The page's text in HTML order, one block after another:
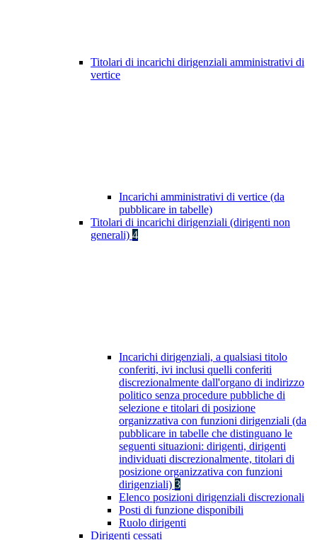
Titolari di incarichi dirigenziali amministrativi di
vertice
Incarichi amministrativi di vertice (da
pubblicare in tabelle)
Titolari di incarichi dirigenziali (dirigenti non
generali) 4
Incarichi dirigenziali, a qualsiasi titolo
conferiti, ivi inclusi quelli conferiti
discrezionalmente dall'organo di indirizzo
politico senza procedure pubbliche di
selezione e titolari di posizione
organizzativa con funzioni dirigenziali (da
pubblicare in tabelle che distinguano le
seguenti situazioni: dirigenti, dirigenti
individuati discrezionalmente, titolari di
posizione organizzativa con funzioni
dirigenziali) 3
Elenco posizioni dirigenziali discrezionali
Posti di funzione disponibili
Ruolo dirigenti
Dirigenti cessati